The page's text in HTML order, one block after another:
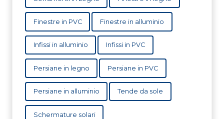
Finestre in PVC Finestre in alluminio
Infissi in alluminio Infissi in PVC
Persiane in legno Persiane in PVC
Persiane in alluminio Tende da sole
Schermature solari